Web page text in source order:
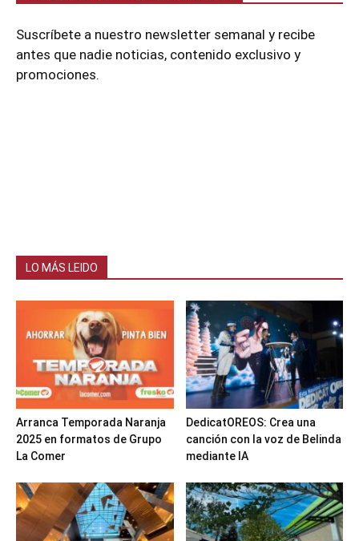
Suscríbete a nuestro newsletter semanal y recibe
antes que nadie noticias, contenido exclusivo y
promociones.
LO MÁS LEIDO
Arranca Temporada Naranja
2025 en formatos de Grupo
La Comer
DedicatOREOS: Crea una
canción con la voz de Belinda
mediante IA